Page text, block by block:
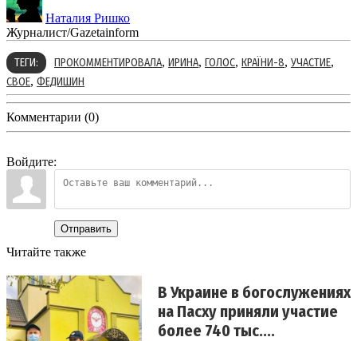
Наталия Ришко
Журналист/Gazetainform
ТЕГИ: ПРОКОММЕНТИРОВАЛА, ИРИНА, ГОЛОС, КРАЇНИ-8, УЧАСТИЕ,
СВОЕ, ФЕДИШИН
Комментарии (0)
Войдите:
Отправить
Читайте также
В Украине в богослужениях
на Пасху приняли участие
более 740 тыс....